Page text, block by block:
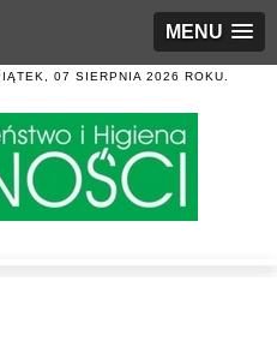
MENU
07 SIERPNIA 2026 ROKU.